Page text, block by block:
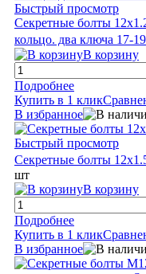
Быстрый просмотр
Секретные болты
кольцо. два ключа 17-
В корзину
Подробнее
Купить в 1 клик
В избранное
Быстрый просмотр
Секретные болты
шт
В корзину
Подробнее
Купить в 1 клик
В избранное